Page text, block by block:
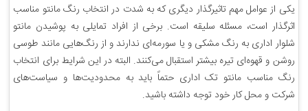
یکی از عوامل مهم تاثیرگذار دیگری که به شدت در انتخاب رنگ مانتو مناسب
اثرگذار است، مسئله سلیقه است. برخی از افراد تمایلی به پوشیدن مانتو
شلوار اداری به رنگ مشکی و یا سورمه‌ای ندارند و از رنگ‌هایی مانند طوسی
روشن و قهوه‌ای تیره بیشتر استقبال می‌کنند. البته در این شرایط برای انتخاب
رنگ مناسب مانتو تک اداری حتماً باید به محدودیت‌ها و سیاست‌های
شرکت و محل کار خود توجه داشته باشید.